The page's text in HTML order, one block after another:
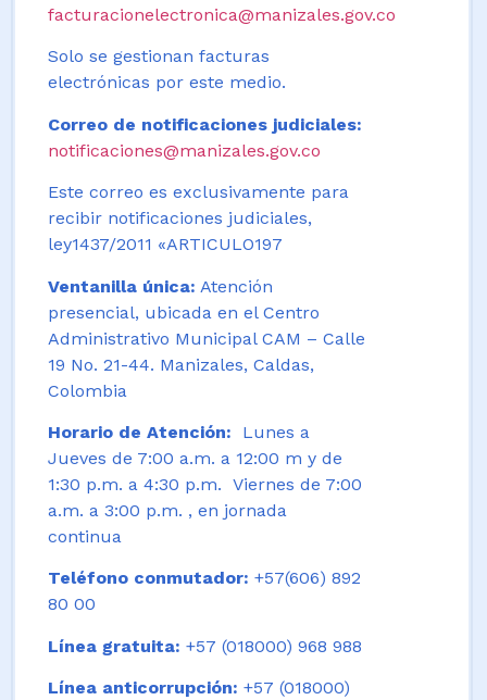
facturacionelectronica@manizales.gov.co
Solo se gestionan facturas
electrónicas por este medio.
Correo de notificaciones judiciales:
notificaciones@manizales.gov.co
Este correo es exclusivamente para
recibir notificaciones judiciales,
ley1437/2011 «ARTICULO197
Ventanilla única: Atención
presencial, ubicada en el Centro
Administrativo Municipal CAM – Calle
19 No. 21-44. Manizales, Caldas,
Colombia
Horario de Atención:
Lunes a
Jueves de 7:00 a.m. a 12:00 m y de
1:30 p.m. a 4:30 p.m. Viernes de 7:00
a.m. a 3:00 p.m. , en jornada
continua
Teléfono conmutador: +57(606) 892
80 00
Línea gratuita: +57 (018000) 968 988
Línea anticorrupción: +57 (018000)